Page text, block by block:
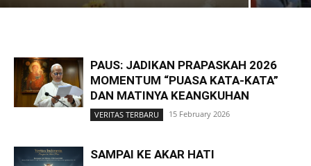
PAUS: JADIKAN PRAPASKAH 2026
MOMENTUM “PUASA KATA-KATA”
DAN MATINYA KEANGKUHAN
VERITAS TERBARU 15 February 2026
SAMPAI KE AKAR HATI